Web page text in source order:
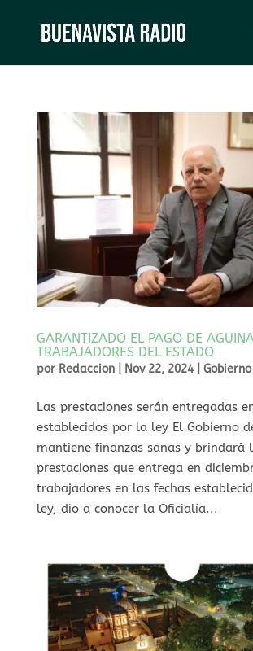
GARANTIZADO EL PAGO DE
TRABAJADORES DEL ESTADO
por Redaccion| Nov 22, 2024|
Las prestaciones serán entregadas
establecidos por la ley El Gobierno
mantiene finanzas sanas y brindará
prestaciones que entrega en
trabajadores en las fechas
ley, dio a conocer la Oficialía...